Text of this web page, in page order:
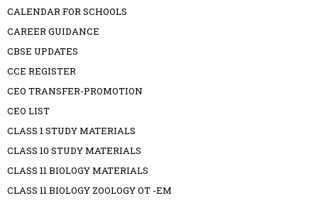
CALENDAR FOR SCHOOLS
CAREER GUIDANCE
CBSE UPDATES
CCE REGISTER
CEO TRANSFER-PROMOTION
CEO LIST
CLASS 1 STUDY MATERIALS
CLASS 10 STUDY MATERIALS
CLASS 11 BIOLOGY MATERIALS
CLASS 11 BIOLOGY ZOOLOGY OT -EM